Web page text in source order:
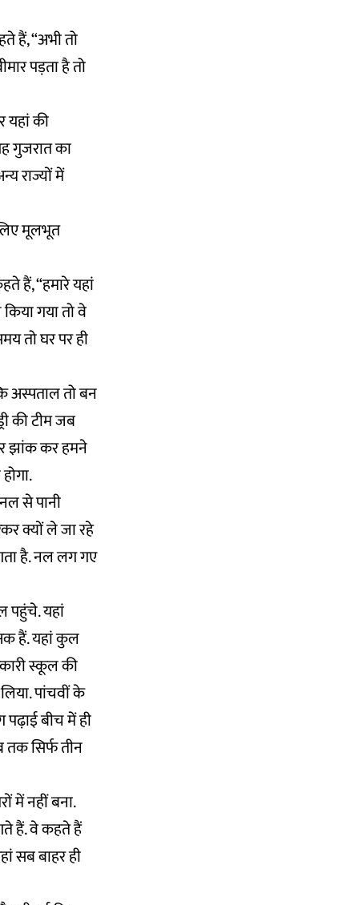
हैं, “अभी तो
पड़ता है तो
यहां की
गुजरात का
राज्यों में
मूलभूत
हैं, “हमारे यहां
गया तो वे
तो घर पर ही
अस्पताल तो बन
की टीम जब
झांक कर हमने
से पानी
क्यों ले जा रहे
है. नल लग गए
पहुंचे. यहां
हैं. यहां कुल
स्कूल की
पांचवीं के
पढ़ाई बीच में ही
तक सिर्फ तीन
में नहीं बना.
हैं. वे कहते हैं
सब बाहर ही